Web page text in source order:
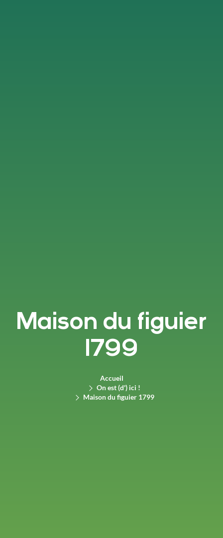
Maison du figuier
1799
Accueil
On est (d') ici !
Maison du figuier 1799